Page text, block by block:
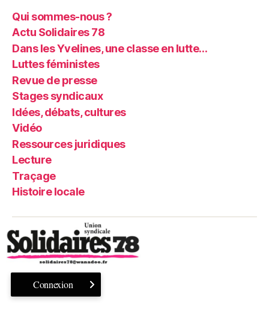
Qui sommes-nous ?
Actu Solidaires 78
Dans les Yvelines, une classe en lutte…
Luttes féministes
Revue de presse
Stages syndicaux
Idées, débats, cultures
Vidéo
Ressources juridiques
Lecture
Traçage
Histoire locale
Connexion